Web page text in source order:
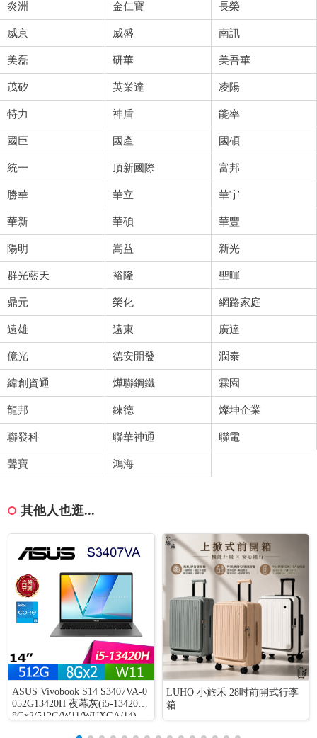
炎洲 金仁寶 長榮
威京 威盛 南訊
美磊 研華 美吾華
茂矽 英業達 凌陽
特力 神盾 能率
國巨 國產 國碩
統一 頂新國際 富邦
勝華 華立 華宇
華新 華碩 華豐
陽明 嵩益 新光
群光藍天 裕隆 聖暉
鼎元 榮化 網路家庭
遠雄 遠東 廣達
億光 德安開發 潤泰
緯創資通 燁聯鋼鐵 霖園
龍邦 錸德 燦坤企業
聯發科 聯華神通 聯電
聲寶 鴻海
其他人也逛...
ASUS Vivobook S14 S3407VA-0
052G13420H 夜幕灰(i5-13420H/
8Gx2/512G/W11/WUXGA/14)
LUHO 小旅禾 28吋前開式行李
箱